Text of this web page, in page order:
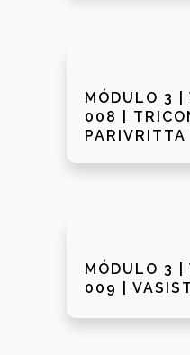
MÓDULO 3 |
008 |
MÓDULO 3 |
009 |